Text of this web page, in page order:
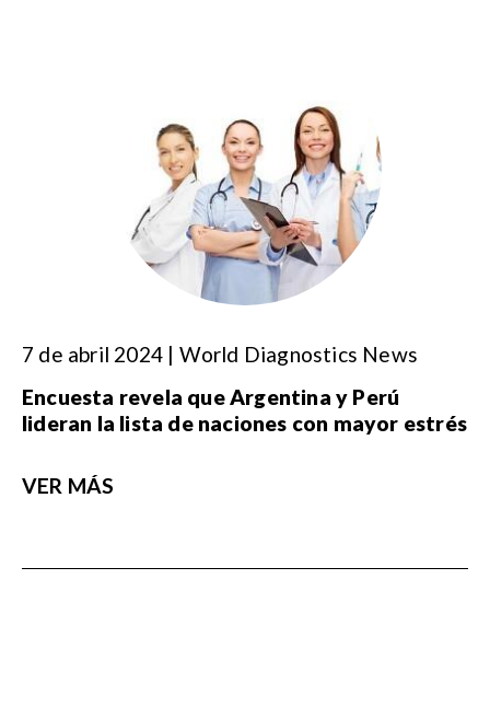
7 de abril 2024 | World Diagnostics News
Encuesta revela que Argentina y Perú
lideran la lista de naciones con mayor estrés
VER MÁS